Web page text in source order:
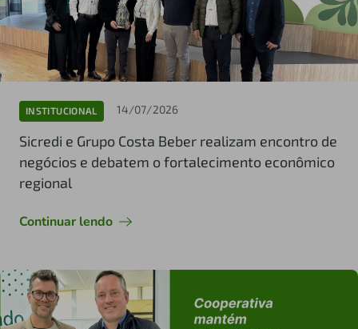
INSTITUCIONAL 14/07/2026
Sicredi e Grupo Costa Beber realizam encontro de
negócios e debatem o fortalecimento econômico
regional
Continuar lendo